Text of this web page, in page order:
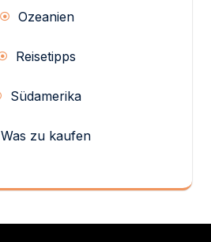
Ozeanien
Reisetipps
Südamerika
Was zu kaufen